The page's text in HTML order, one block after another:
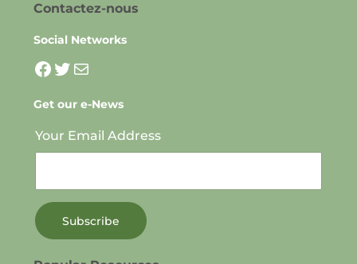
Contactez-nous
Social Networks
La page facebook pour
Twitter
Mail
Get our e-News
Your Email Address